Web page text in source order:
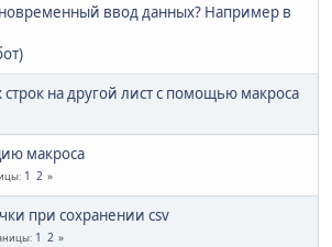
ввод данных? Например в
строк на другой лист с помощью макроса
макроса
1 2
при сохранении csv
1 2